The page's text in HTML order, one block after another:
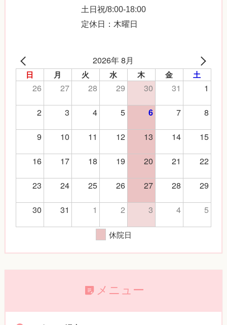
土日祝/8:00-18:00
定休日：木曜日
2026年 8月
日 月 火 水 木 金 土
26 27 28 29 30 31
1
2
3 4 5 6 7
8
9
10 11 12 13 14
15
16
17 18 19 20 21
22
23
24 25 26 27 28
29
30
31 1 2 3 4 5
休院日
メニュー